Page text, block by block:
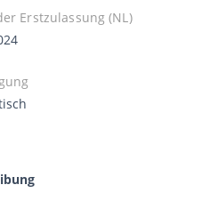
Erstzulassung (NL)